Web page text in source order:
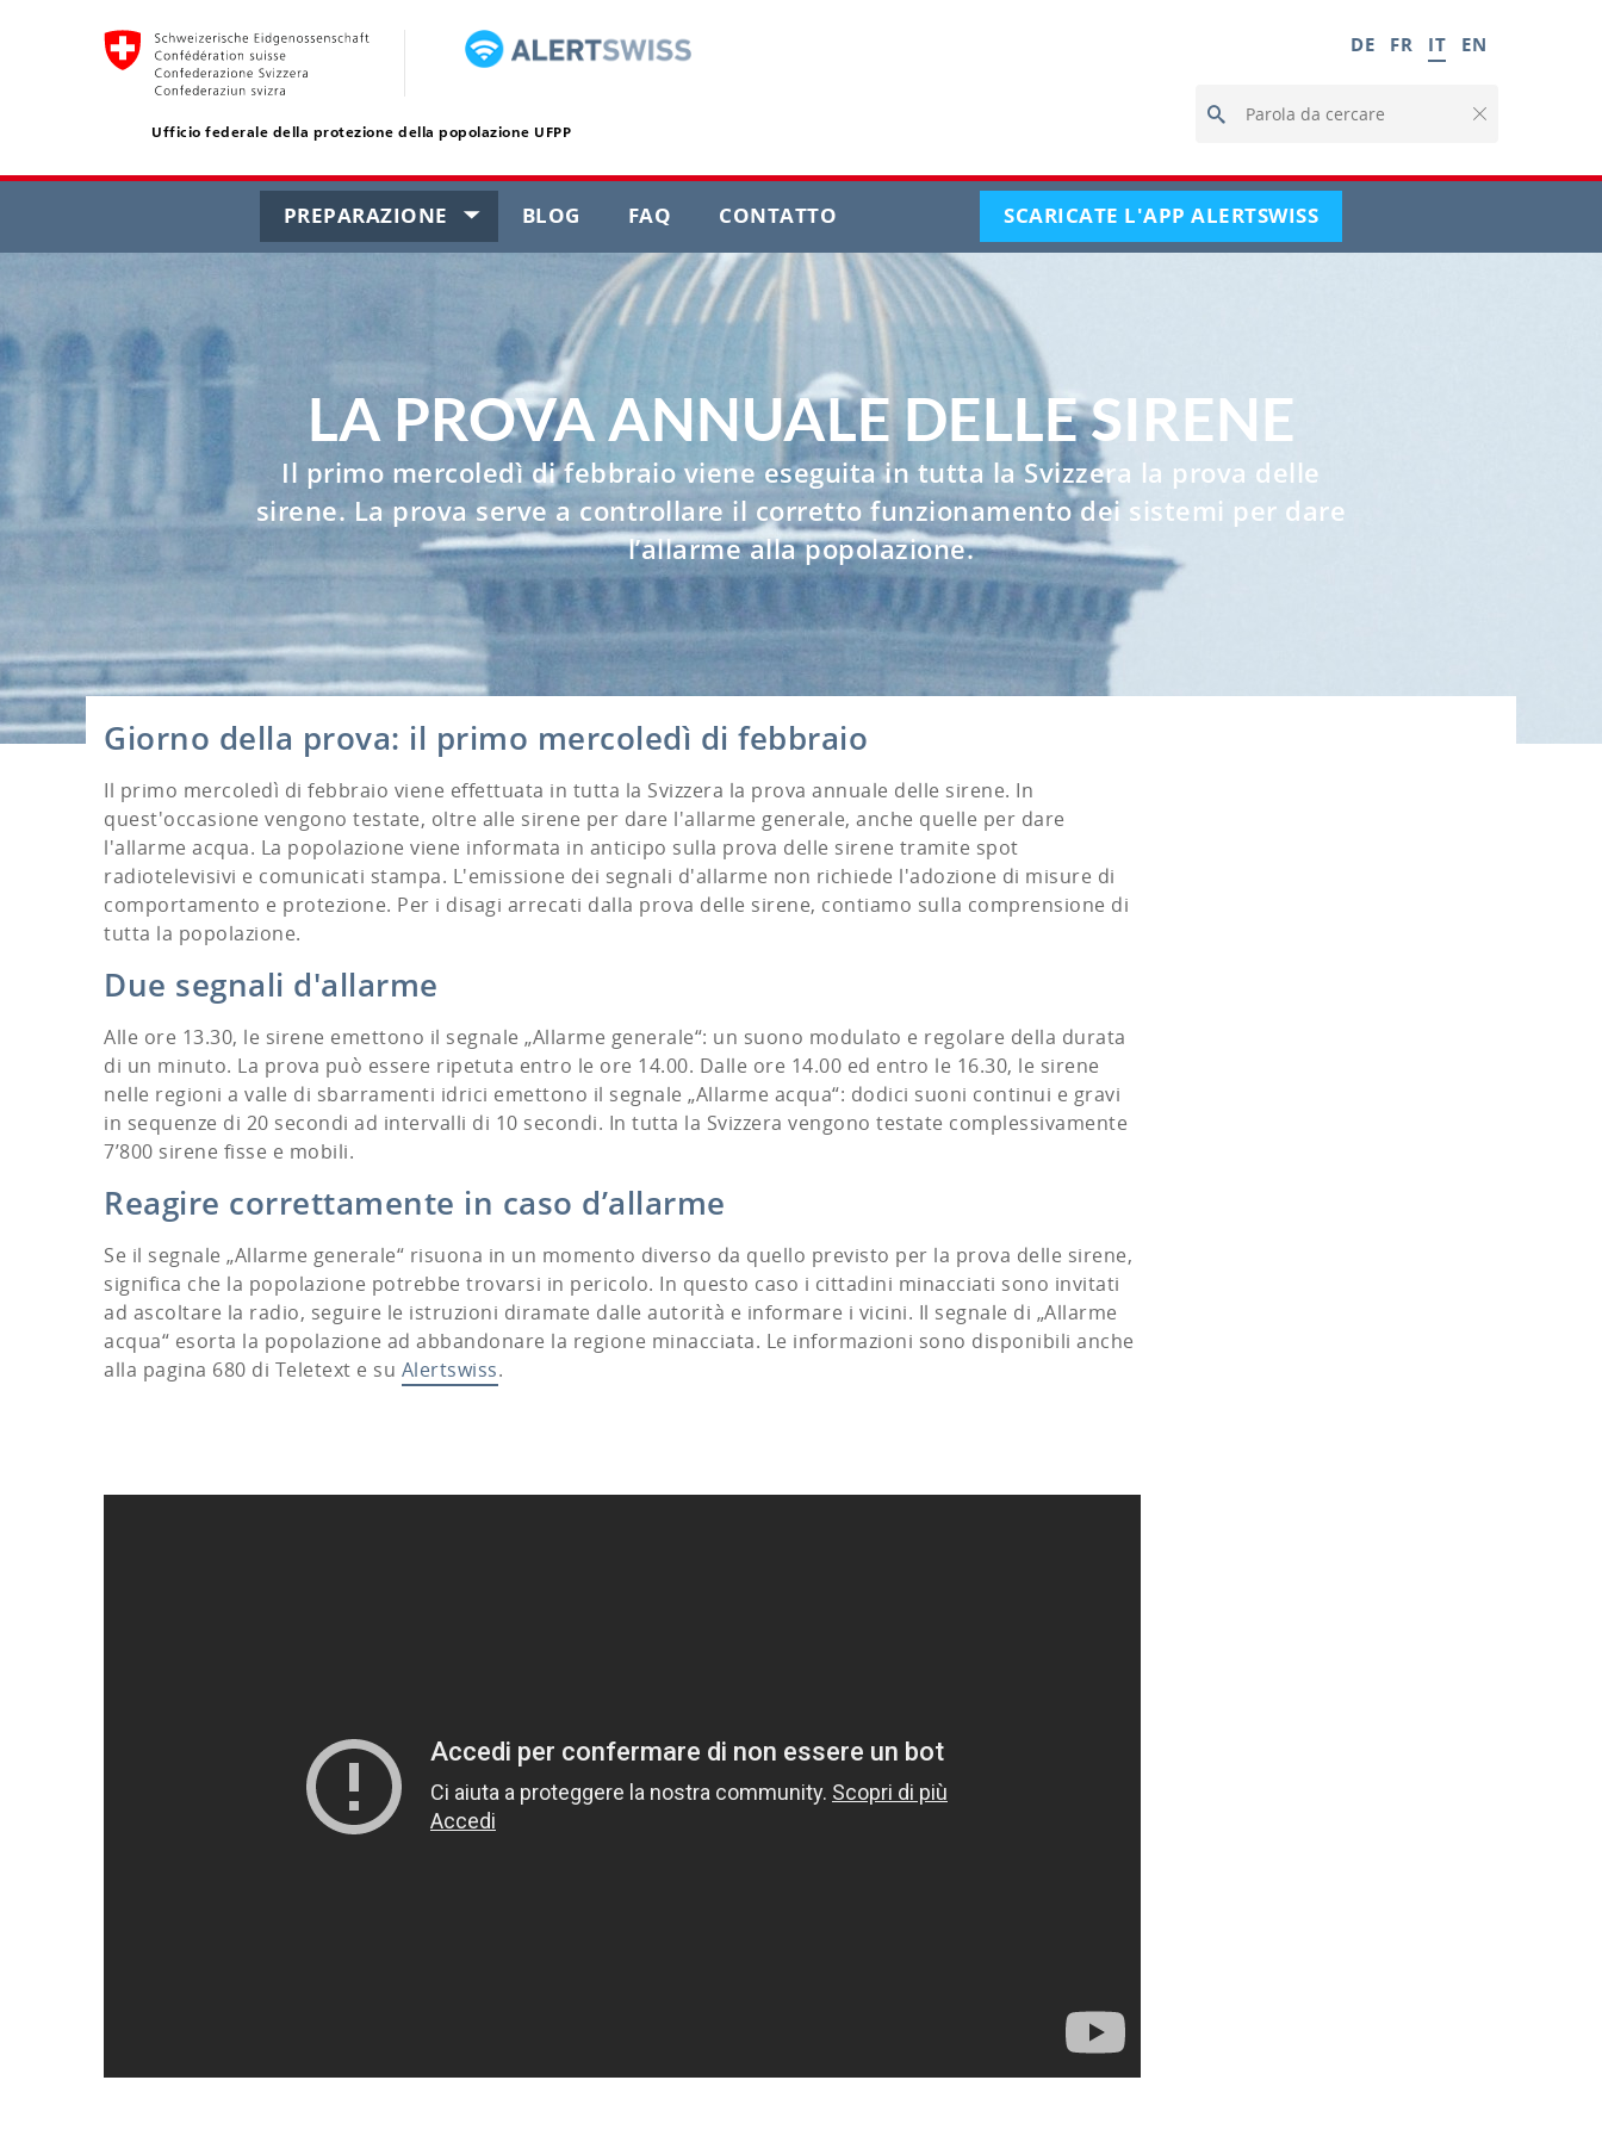
DE FR ITselected
EN
Ufficio federale della protezione della popolazione UFPP
Parola
cercare
da
Clear
Parola
da
PREPARAZIONE CURRENT
PAGE
BLOG CURRENT
PAGE
FAQ CURRENT
PAGE
CONTATTO
PAGE
SCARICATE L'APP ALERTSWISSCURRENT
PAGE
LA PROVA ANNUALE DELLE SIRENE
Il primo mercoledì di febbraio viene eseguita in tutta la Svizzera la prova delle
sirene. La prova serve a controllare il corretto funzionamento dei sistemi per dare
l’allarme alla popolazione.
Giorno della prova: il primo mercoledì di febbraio
Il primo mercoledì di febbraio viene effettuata in tutta la Svizzera la prova annuale delle sirene. In
quest'occasione vengono testate, oltre alle sirene per dare l'allarme generale, anche quelle per dare
l'allarme acqua. La popolazione viene informata in anticipo sulla prova delle sirene tramite spot
radiotelevisivi e comunicati stampa. L'emissione dei segnali d'allarme non richiede l'adozione di misure di
comportamento e protezione. Per i disagi arrecati dalla prova delle sirene, contiamo sulla comprensione di
tutta la popolazione.
Due segnali d'allarme
Alle ore 13.30, le sirene emettono il segnale „Allarme generale“: un suono modulato e regolare della durata
di un minuto. La prova può essere ripetuta entro le ore 14.00. Dalle ore 14.00 ed entro le 16.30, le sirene
nelle regioni a valle di sbarramenti idrici emettono il segnale „Allarme acqua“: dodici suoni continui e gravi
in sequenze di 20 secondi ad intervalli di 10 secondi. In tutta la Svizzera vengono testate complessivamente
7’800 sirene fisse e mobili.
Reagire correttamente in caso d’allarme
Se il segnale „Allarme generale“ risuona in un momento diverso da quello previsto per la prova delle sirene,
significa che la popolazione potrebbe trovarsi in pericolo. In questo caso i cittadini minacciati sono invitati
ad ascoltare la radio, seguire le istruzioni diramate dalle autorità e informare i vicini. Il segnale di „Allarme
acqua“ esorta la popolazione ad abbandonare la regione minacciata. Le informazioni sono disponibili anche
alla pagina 680 di Teletext e su Alertswiss.